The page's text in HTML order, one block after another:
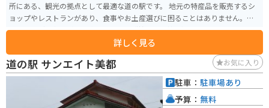
所にある、観光の拠点として最適な道の駅です。 地元の特産品を販売するシ
ョップやレストランがあり、食事やお土産選びに困ることはありません。出
雲そばなどの名物料理も楽しめます。隣接する「神門通り」には、おしゃれ
なカフェや雑貨店が軒を連ねており、散策も楽しめます。 バイク駐車場は、
屋根付きのスペースが用意されているので、天候を気にせず観光できます。
無料で利用できるので、ツーリングの休憩にも最適です。 出雲大社周辺は、
交通量が多く、駐車場を探すのに苦労することもあります。道の駅大社ご縁
広場は、無料で利用できる駐車場があるので、ここに車を停めて、出雲大社
や周辺を観光するのがおすすめです。
詳しく見る
道の駅 サンエイト美都 お気に入り
駐車： 駐車場あり
予算： 無料